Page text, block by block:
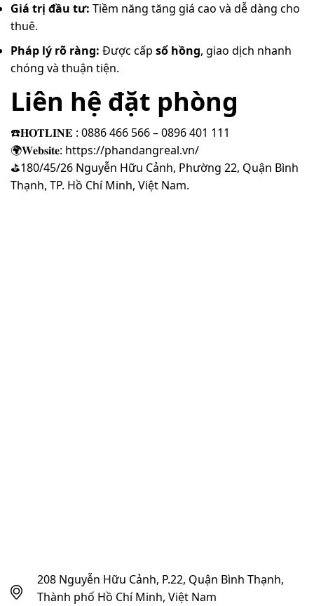
Giá trị đầu tư: Tiềm năng tăng giá cao và dễ dàng cho
thuê.
Pháp lý rõ ràng: Được cấp sổ hồng, giao dịch nhanh
chóng và thuận tiện.
Liên hệ đặt phòng
☎️𝐇𝐎𝐓𝐋𝐈𝐍𝐄 : 0886 466 566 – 0896 401 111
🌍𝐖𝐞𝐛𝐬𝐢𝐭𝐞: https://phandangreal.vn/
️⛳180/45/26 Nguyễn Hữu Cảnh, Phường 22, Quận Bình
Thạnh, TP. Hồ Chí Minh, Việt Nam.
208 Nguyễn Hữu Cảnh, P.22, Quận Bình Thạnh,
Thành phố Hồ Chí Minh, Việt Nam